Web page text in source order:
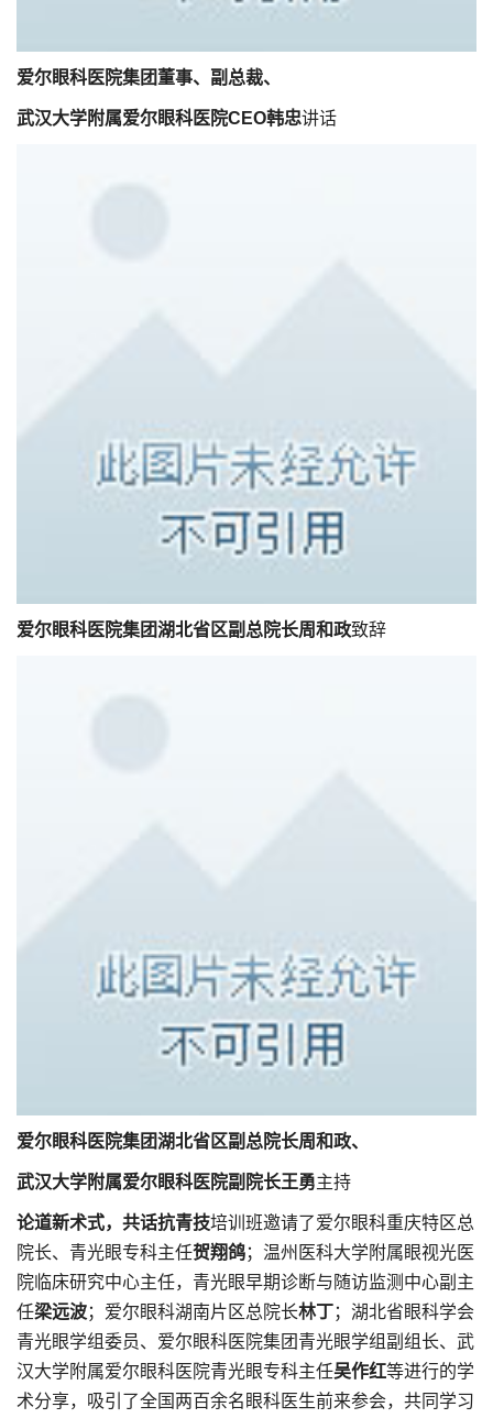
爱尔眼科医院集团董事、副总裁、
武汉大学附属爱尔眼科医院CEO韩忠讲话
爱尔眼科医院集团湖北省区副总院长周和政致辞
爱尔眼科医院集团湖北省区副总院长周和政、
武汉大学附属爱尔眼科医院副院长王勇主持
论道新术式，共话抗青技培训班邀请了爱尔眼科重庆特区总
院长、青光眼专科主任贺翔鸽；温州医科大学附属眼视光医
院临床研究中心主任，青光眼早期诊断与随访监测中心副主
任梁远波；爱尔眼科湖南片区总院长林丁；湖北省眼科学会
青光眼学组委员、爱尔眼科医院集团青光眼学组副组长、武
汉大学附属爱尔眼科医院青光眼专科主任吴作红等进行的学
术分享，吸引了全国两百余名眼科医生前来参会，共同学习